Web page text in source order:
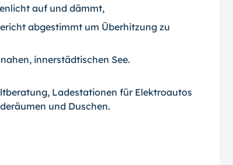
auf und dämmt,
abgestimmt um Überhitzung zu
innerstädtischen See.
Ladestationen für Elektroautos
und Duschen.